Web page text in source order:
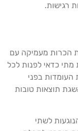
רגישות.
הכרות מעמיקה עם
כדאי לפנות לכל
העומדות בפני
תוצאות טובות
לשתי